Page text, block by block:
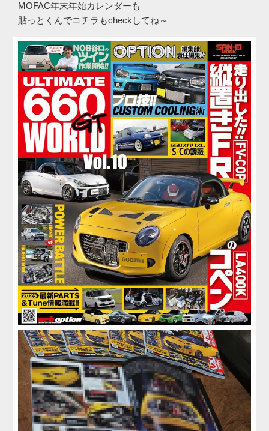
MOFAC年末年始カレンダーも
貼っとくんでコチラもcheckしてね～